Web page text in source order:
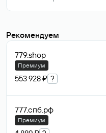
Рекомендуем
779.shop
Премиум
553 928 ₽ ?
777.спб.рф
Премиум